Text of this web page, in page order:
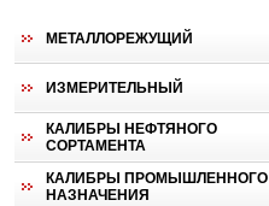
МЕТАЛЛОРЕЖУЩИЙ
ИЗМЕРИТЕЛЬНЫЙ
КАЛИБРЫ НЕФТЯНОГО
СОРТАМЕНТА
КАЛИБРЫ ПРОМЫШЛЕННОГО
НАЗНАЧЕНИЯ